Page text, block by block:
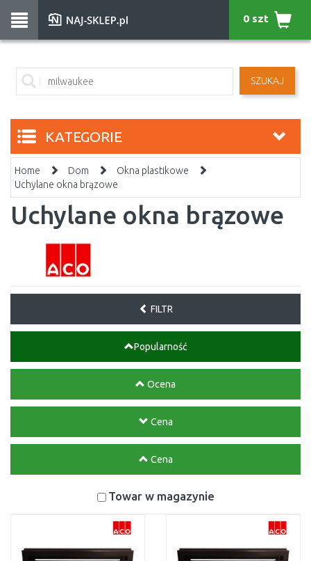
SZUKAJ
0 szt
KATEGORIE
Home Dom
Okna plastikowe
Uchylane okna brązowe
Uchylane okna brązowe
FILTR
Popularność
Ocena
Cena
Cena
Towar w magazynie